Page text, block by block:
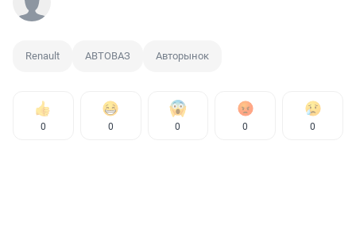
Renault АВТОВАЗ Авторынок
0 0 0 0 0